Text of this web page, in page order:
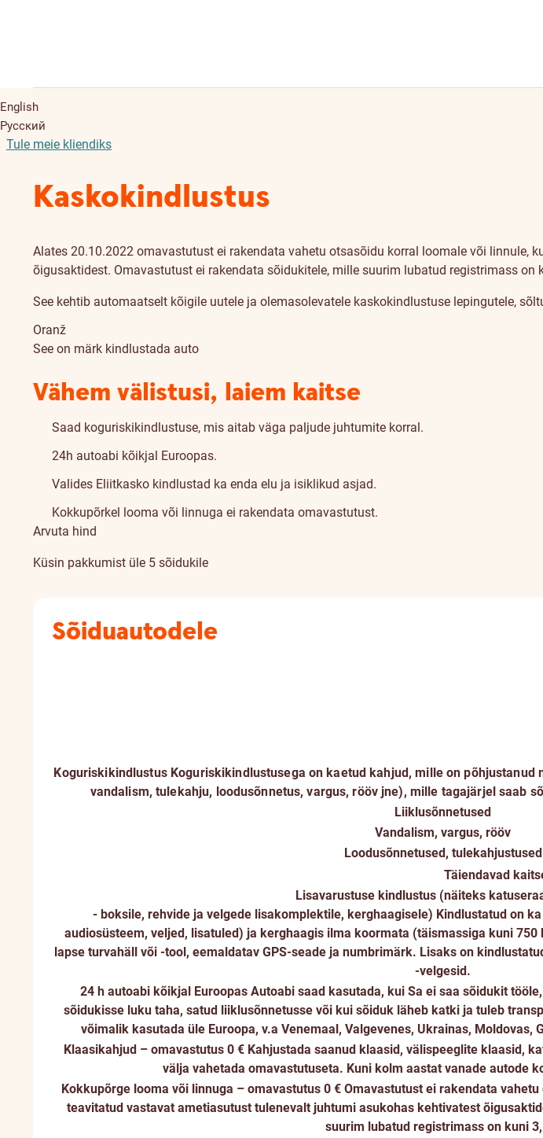
English
Русский
Tule meie kliendiks
Kaskokindlustus
Alates 20.10.2022 omavastutust ei rakendata vahetu otsasõidu korral loomale või
õigusaktidest. Omavastutust ei rakendata sõidukitele, mille suurim lubatud registrimass on
See kehtib automaatselt kõigile uutele ja olemasolevatele kaskokindlustuse lepingutele,
Oranž
See on märk kindlustada auto
Vähem välistusi, laiem kaitse
Saad koguriskikindlustuse, mis aitab väga paljude juhtumite korral.
24h autoabi kõikjal Euroopas.
Valides Eliitkasko kindlustad ka enda elu ja isiklikud asjad.
Kokkupõrkel looma või linnuga ei rakendata omavastutust.
Arvuta hind
Küsin pakkumist üle 5 sõidukile
Sõiduautodele
Koguriskikindlustus Koguriskikindlustusega on kaetud kahjud, mille on
vandalism, tulekahju, loodusõnnetus, vargus, rööv jne), mille tagajärjel saab
Liiklusõnnetused
Vandalism, vargus, rööv
Loodusõnnetused, tulekahjustused
Täiendavad
Lisavarustuse kindlustus (näiteks
- boksile, rehvide ja velgede lisakomplektile, kerghaagisele) Kindlustatud on
audiosüsteem, veljed, lisatuled) ja kerghaagis ilma koormata (täismassiga kuni
lapse turvahäll või -tool, eemaldatav GPS-seade ja numbrimärk. Lisaks on
-velgesid.
24 h autoabi kõikjal Euroopas Autoabi saad kasutada, kui Sa ei saa sõidukit
sõidukisse luku taha, satud liiklusõnnetusse või kui sõiduk läheb katki ja tuleb
võimalik kasutada üle Euroopa, v.a Venemaal, Valgevenes, Ukrainas, Moldovas,
Klaasikahjud – omavastutus 0 € Kahjustada saanud klaasid, välispeeglite klaasid,
välja vahetada omavastutuseta. Kuni kolm aastat vanade autode
Kokkupõrge looma või linnuga – omavastutus 0 € Omavastutust ei rakendata
teavitatud vastavat ametiasutust tulenevalt juhtumi asukohas kehtivatest
suurim lubatud registrimass on kuni